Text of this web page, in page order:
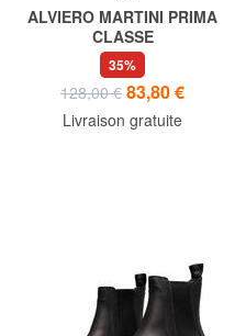
ALVIERO MARTINI PRIMA
CLASSE
GEO tongs de plage
35%
128,00 € 83,80 €
Livraison gratuite